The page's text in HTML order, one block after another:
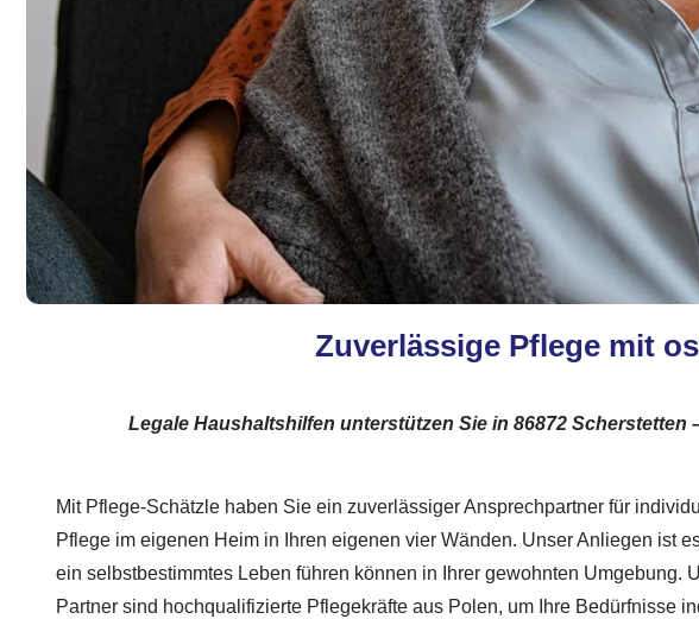
Zuverlässige Pflege mit
Legale Haushaltshilfen unterstützen Sie in 86872
Mit Pflege-Schätzle haben Sie ein zuverlässiger Ansprechpartner für
Pflege im eigenen Heim in Ihren eigenen vier Wänden. Unser Anliegen ist
ein selbstbestimmtes Leben führen können in Ihrer gewohnten Umgebung.
Partner sind hochqualifizierte Pflegekräfte aus Polen, um Ihre Bedürfnisse